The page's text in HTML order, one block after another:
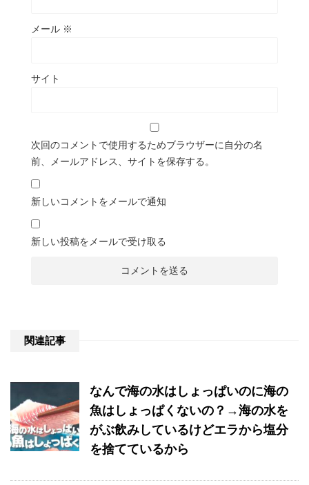
メール ※
サイト
次回のコメントで使用するためブラウザーに自分の名
前、メールアドレス、サイトを保存する。
新しいコメントをメールで通知
新しい投稿をメールで受け取る
関連記事
なんで海の水はしょっぱいのに海の
魚はしょっぱくないの？→海の水を
がぶ飲みしているけどエラから塩分
を捨てているから